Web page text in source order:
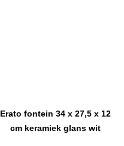
Erato fontein 34 x 27,5 x 12
cm keramiek glans wit